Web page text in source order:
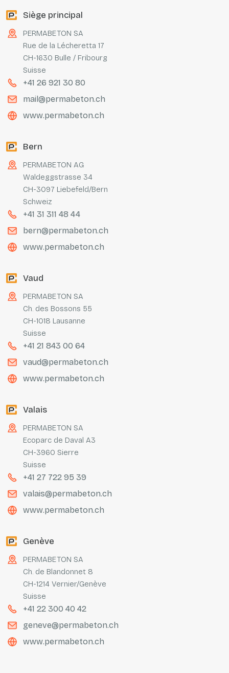
Siège principal
PERMABETON SA
Rue de la Lécheretta 17
CH-1630 Bulle / Fribourg
Suisse
+41 26 921 30 80
mail@permabeton.ch
www.permabeton.ch
Bern
PERMABETON AG
Waldeggstrasse 34
CH-3097 Liebefeld/Bern
Schweiz
+41 31 311 48 44
bern@permabeton.ch
www.permabeton.ch
Vaud
PERMABETON SA
Ch. des Bossons 55
CH-1018 Lausanne
Suisse
+41 21 843 00 64
vaud@permabeton.ch
www.permabeton.ch
Valais
PERMABETON SA
Ecoparc de Daval A3
CH-3960 Sierre
Suisse
+41 27 722 95 39
valais@permabeton.ch
www.permabeton.ch
Genève
PERMABETON SA
Ch. de Blandonnet 8
CH-1214 Vernier/Genève
Suisse
+41 22 300 40 42
geneve@permabeton.ch
www.permabeton.ch